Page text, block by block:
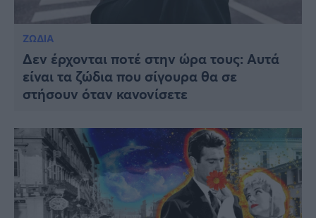
ΖΩΔΙΑ
Δεν έρχονται ποτέ στην ώρα τους: Αυτά
είναι τα ζώδια που σίγουρα θα σε
στήσουν όταν κανονίσετε